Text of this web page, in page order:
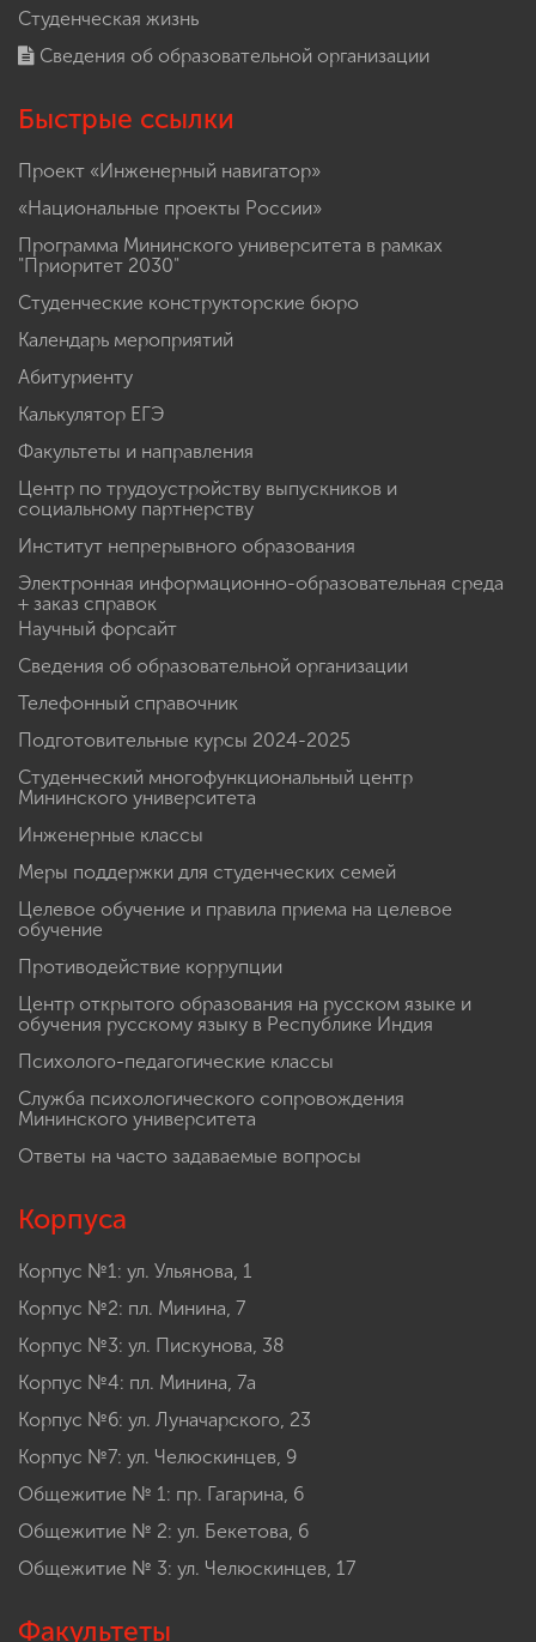
Студенческая жизнь
Сведения об образовательной организации
Быстрые ссылки
Проект «Инженерный навигатор»
«Национальные проекты России»
Программа Мининского университета в рамках
"Приоритет 2030"
Студенческие конструкторские бюро
Календарь мероприятий
Абитуриенту
Калькулятор ЕГЭ
Факультеты и направления
Центр по трудоустройству выпускников и
социальному партнерству
Институт непрерывного образования
Электронная информационно-образовательная среда
+ заказ справок
Научный форсайт
Сведения об образовательной организации
Телефонный справочник
Подготовительные курсы 2024-2025
Студенческий многофункциональный центр
Мининского университета
Инженерные классы
Меры поддержки для студенческих семей
Целевое обучение и правила приема на целевое
обучение
Противодействие коррупции
Центр открытого образования на русском языке и
обучения русскому языку в Республике Индия
Психолого-педагогические классы
Служба психологического сопровождения
Мининского университета
Ответы на часто задаваемые вопросы
Корпуса
Корпус №1: ул. Ульянова, 1
Корпус №2: пл. Минина, 7
Корпус №3: ул. Пискунова, 38
Корпус №4: пл. Минина, 7а
Корпус №6: ул. Луначарского, 23
Корпус №7: ул. Челюскинцев, 9
Общежитие № 1: пр. Гагарина, 6
Общежитие № 2: ул. Бекетова, 6
Общежитие № 3: ул. Челюскинцев, 17
Факультеты